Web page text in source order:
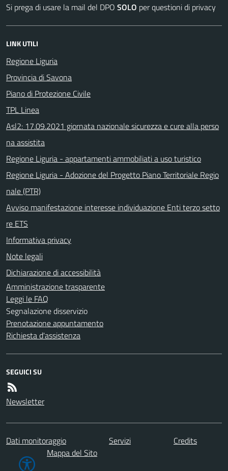
Si prega di usare la mail del DPO SOLO per questioni di privacy
LINK UTILI
Regione Liguria
Provincia di Savona
Piano di Protezione Civile
TPL Linea
Asl2: 17.09.2021 giornata nazionale sicurezza e cure alla perso
na assistita
Regione Liguria - appartamenti ammobiliati a uso turistico
Regione Liguria - Adozione del Progetto Piano Territoriale Regio
nale (PTR)
Avviso manifestazione interesse individuazione Enti terzo setto
re ETS
Informativa privacy
Note legali
Dichiarazione di accessibilità
Amministrazione trasparente
Leggi le FAQ
Segnalazione disservizio
Prenotazione appuntamento
Richiesta d'assistenza
SEGUICI SU
Newsletter
Dati monitoraggio Servizi
Credits
Mappa del Sito